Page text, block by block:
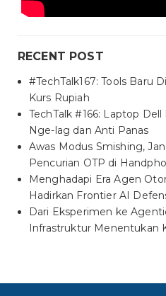
RECENT POST
#TechTalk167: Tools Baru
Kurs Rupiah
TechTalk #166: Laptop
Nge-lag dan Anti Panas
Awas Modus Smishing,
Pencurian OTP di
Menghadapi Era Agen
Hadirkan Frontier AI
Dari Eksperimen ke
Infrastruktur Menentukan